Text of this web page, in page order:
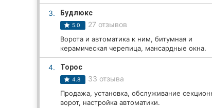
Все рубрики
Все города:
3. Будлюкс
5.0 27 отзывов
Ворота и автоматика к ним, битумная и
керамическая черепица, мансардные окна.
4. Торос
4.8 33 отзыва
Продажа, установка, обслуживание
ворот, настройка автоматики.